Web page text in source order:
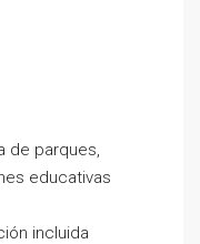
de parques,
educativas
incluida